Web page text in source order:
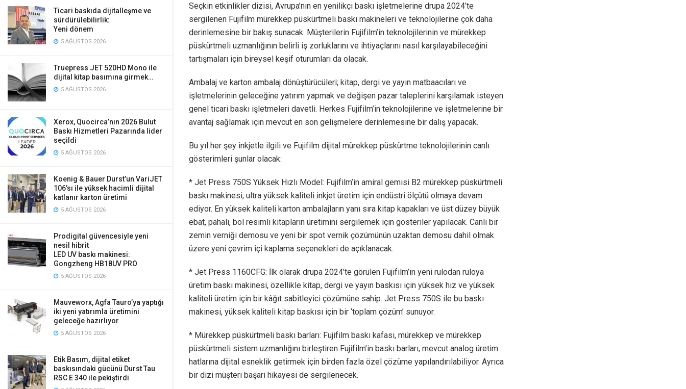
Ticari baskıda dijitalleşme ve
sürdürülebilirlik:
Yeni dönem
5 AĞUSTOS 2026
Truepress JET 520HD Mono ile
dijital kitap basımına girmek…
5 AĞUSTOS 2026
Xerox, Quocirca’nın 2026 Bulut
Baskı Hizmetleri Pazarında lider
seçildi
5 AĞUSTOS 2026
Koenig & Bauer Durst’un VariJET
106’sı ile yüksek hacimli dijital
katlanır karton üretimi
5 AĞUSTOS 2026
Prodigital güvencesiyle yeni
nesil hibrit
LED UV baskı makinesi:
Gongzheng HB18UV PRO
5 AĞUSTOS 2026
Mauveworx, Agfa Tauro’ya yaptığı
iki yeni yatırımla üretimini
geleceğe hazırlıyor
5 AĞUSTOS 2026
Etik Basım, dijital etiket
baskısındaki gücünü Durst Tau
RSC E 340 ile pekiştirdi
Seçkin etkinlikler dizisi, Avrupa’nın en yenilikçi baskı işletmelerine drupa 2024’te
sergilenen Fujifilm mürekkep püskürtmeli baskı makineleri ve teknolojilerine çok daha
derinlemesine bir bakış sunacak. Müşterilerin Fujifilm’in teknolojilerinin ve mürekkep
püskürtmeli uzmanlığının belirli iş zorluklarını ve ihtiyaçlarını nasıl karşılayabileceğini
tartışmaları için bireysel keşif oturumları da olacak.
Ambalaj ve karton ambalaj dönüştürücüleri; kitap, dergi ve yayın matbaacıları ve
işletmelerinin geleceğine yatırım yapmak ve değişen pazar taleplerini karşılamak isteyen
genel ticari baskı işletmeleri davetli. Herkes Fujifilm’in teknolojilerine ve işletmelerine bir
avantaj sağlamak için mevcut en son gelişmelere derinlemesine bir dalış yapacak.
Bu yıl her şey inkjetle ilgili ve Fujifilm dijital mürekkep püskürtme teknolojilerinin canlı
gösterimleri şunlar olacak:
* Jet Press 750S Yüksek Hızlı Model: Fujifilm’in amiral gemisi B2 mürekkep püskürtmeli
baskı makinesi, ultra yüksek kaliteli inkjet üretim için endüstri ölçütü olmaya devam
ediyor. En yüksek kaliteli karton ambalajların yanı sıra kitap kapakları ve üst düzey büyük
ebat, pahalı, bol resimli kitapların üretimini sergilemek için gösteriler yapılacak. Canlı bir
zemin verniği demosu ve yeni bir spot vernik çözümünün uzaktan demosu dahil olmak
üzere yeni çevrim içi kaplama seçenekleri de açıklanacak.
* Jet Press 1160CFG: İlk olarak drupa 2024’te görülen Fujifilm’in yeni rulodan ruloya
üretim baskı makinesi, özellikle kitap, dergi ve yayın baskısı için yüksek hız ve yüksek
kaliteli üretim için bir kâğıt sabitleyici çözümüne sahip. Jet Press 750S ile bu baskı
makinesi, yüksek kaliteli kitap baskısı için bir ‘toplam çözüm’ sunuyor.
* Mürekkep püskürtmeli baskı barları: Fujifilm baskı kafası, mürekkep ve mürekkep
püskürtmeli sistem uzmanlığını birleştiren Fujifilm’in baskı barları, mevcut analog üretim
hatlarına dijital esneklik getirmek için birden fazla özel çözüme yapılandırılabiliyor. Ayrıca
bir dizi müşteri başarı hikayesi de sergilenecek.